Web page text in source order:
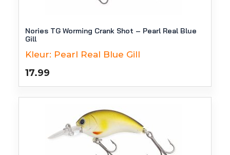
Nories TG Worming Crank Shot – Pearl Real Blue
Gill
Kleur: Pearl Real Blue Gill
17.99